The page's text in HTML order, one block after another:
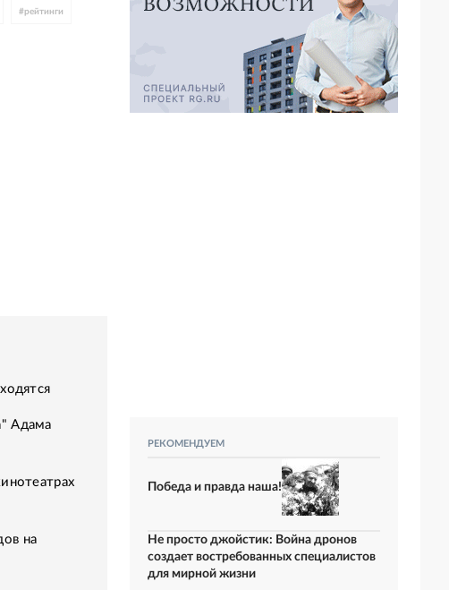
#рейтинги
Адама
на
РЕКОМЕНДУЕМ
Победа и правда наша!
Не просто джойстик: Война дронов
создает востребованных специалистов
для мирной жизни